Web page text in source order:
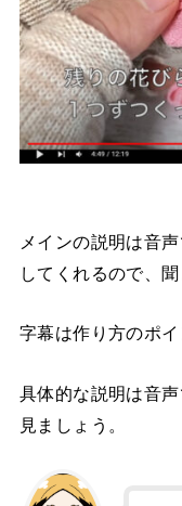
メインの説明は音
してくれるので、
字幕は作り方のポ
具体的な説明は音
見ましょう。